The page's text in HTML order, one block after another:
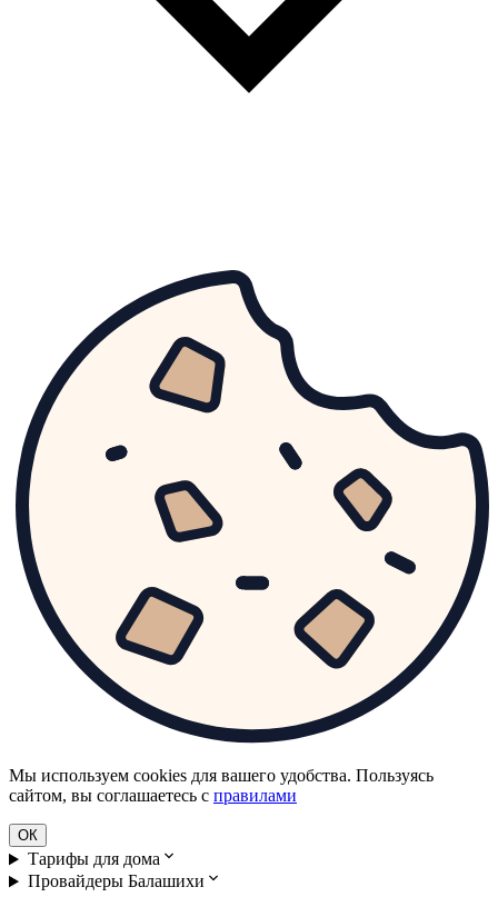
Мы используем cookies для вашего удобства. Пользуясь
сайтом, вы соглашаетесь с правилами
ОК
Тарифы для дома
Провайдеры Балашихи